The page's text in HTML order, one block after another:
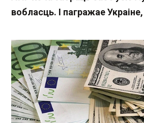
вобласць. І пагражае